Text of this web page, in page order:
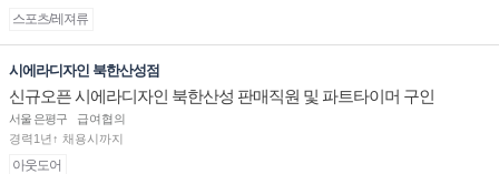
스포츠/레져류
시에라디자인 북한산성점
신규오픈 시에라디자인 북한산성 판매직원 및 파트타이머 구인
서울 은평구
급여협의
경력1년↑ 채용시까지
아웃도어